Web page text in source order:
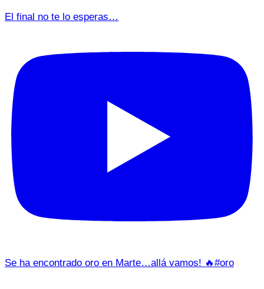
El final no te lo esperas…
Se ha encontrado oro en Marte…allá vamos! 🔥#oro